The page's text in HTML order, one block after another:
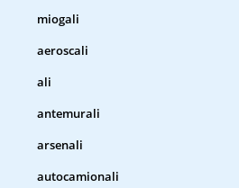
miogali
aeroscali
ali
antemurali
arsenali
autocamionali